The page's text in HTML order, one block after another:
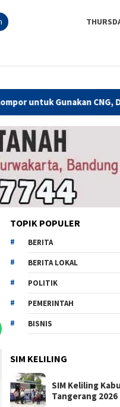
Gunakan CNG, Dirjen
TOPIK POPULER
BERITA
BERITA LOKAL
POLITIK
PEMERINTAH
BISNIS
SIM KELILING
SIM Keliling
Tangerang 2026